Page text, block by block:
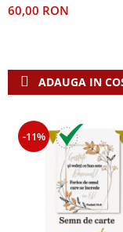
Teologie
Dogmatica
Misiune
Viata crestina
Contemporaneitate
Devotional
60,00 RON
ADAUGA IN
-11%